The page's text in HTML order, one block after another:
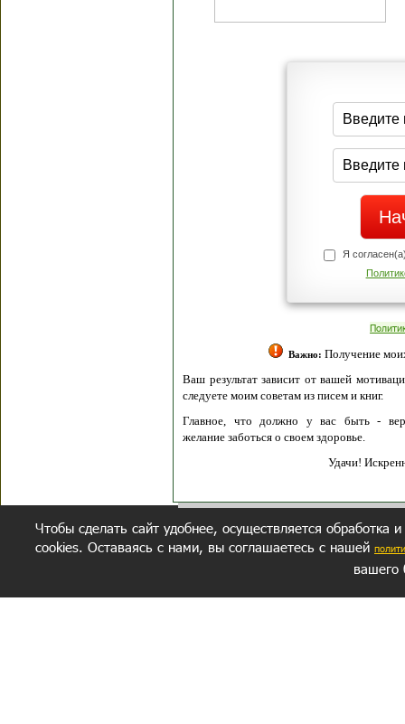
Я
Важно: Получение
Ваш результат зависит от вашей
следуете моим советам из писем и книг.
Главное, что должно у вас быть -
желание заботься о своем здоровье.
Удачи!
Чтобы сделать сайт удобнее, осуществляется обработка
cookies. Оставаясь с нами, вы соглашаетесь с нашей
вашего